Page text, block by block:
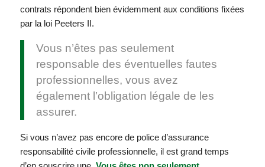
contrats répondent bien évidemment aux conditions fixées
par la loi Peeters II.
Vous n’êtes pas seulement
responsable des éventuelles fautes
professionnelles, vous avez
également l’obligation légale de les
assurer.
Si vous n’avez pas encore de police d’assurance
responsabilité civile professionnelle, il est grand temps